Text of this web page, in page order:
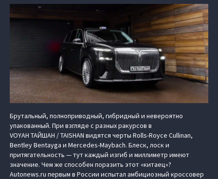
Брутальный, полноприводный, гибридный и невероятно
упакованный. При взгляде с разных ракурсов в
VOYAH ТАЙШАН / TAISHAN видятся черты Rolls-Royce Cullinan,
Bentley Bentayga и Mercedes-Maybach. Блеск, лоск и
притягательность — тут каждый изгиб и миллиметр имеют
значение. Чем же способен поразить этот «китаец»?
Autonews.ru первым в России испытал амбициозный кроссовер